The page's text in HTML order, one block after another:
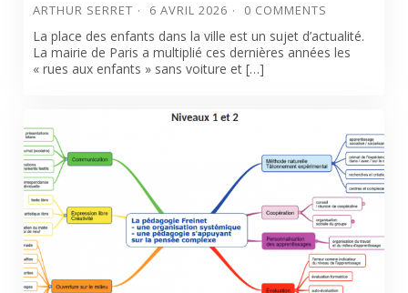
ARTHUR SERRET 6 AVRIL 2026 0 COMMENTS
La place des enfants dans la ville est un sujet d’actualité.
La mairie de Paris a multiplié ces dernières années les
« rues aux enfants » sans voiture et […]